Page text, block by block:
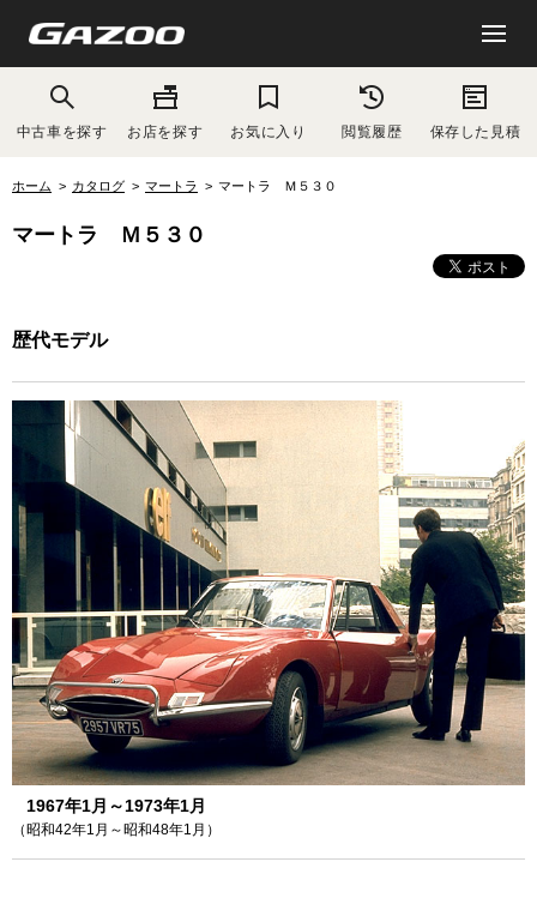
中古車を探す お店を探す お気に入り 閲覧履歴 保存した見積
ホーム カタログ マートラ マートラ Ｍ５３０
マートラ Ｍ５３０
歴代モデル
1967年1月～1973年1月
（昭和42年1月～昭和48年1月）